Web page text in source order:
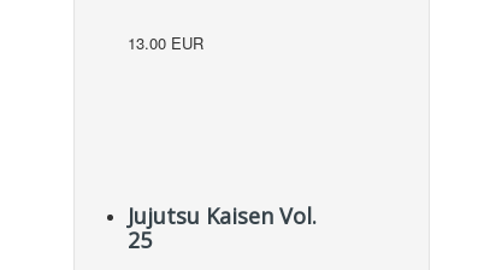
13.00 EUR
Jujutsu Kaisen Vol.
25